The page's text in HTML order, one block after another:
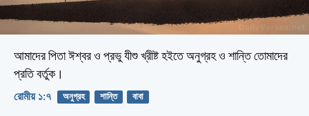
আমাদের পিতা ঈশ্বর ও প্রভু যীশু খ্রীষ্ট হইতে অনুগ্রহ ও শান্তি তোমাদের
প্রতি বর্তুক।
রোমীয় ১:৭ অনুগ্রহ শান্তি বাবা